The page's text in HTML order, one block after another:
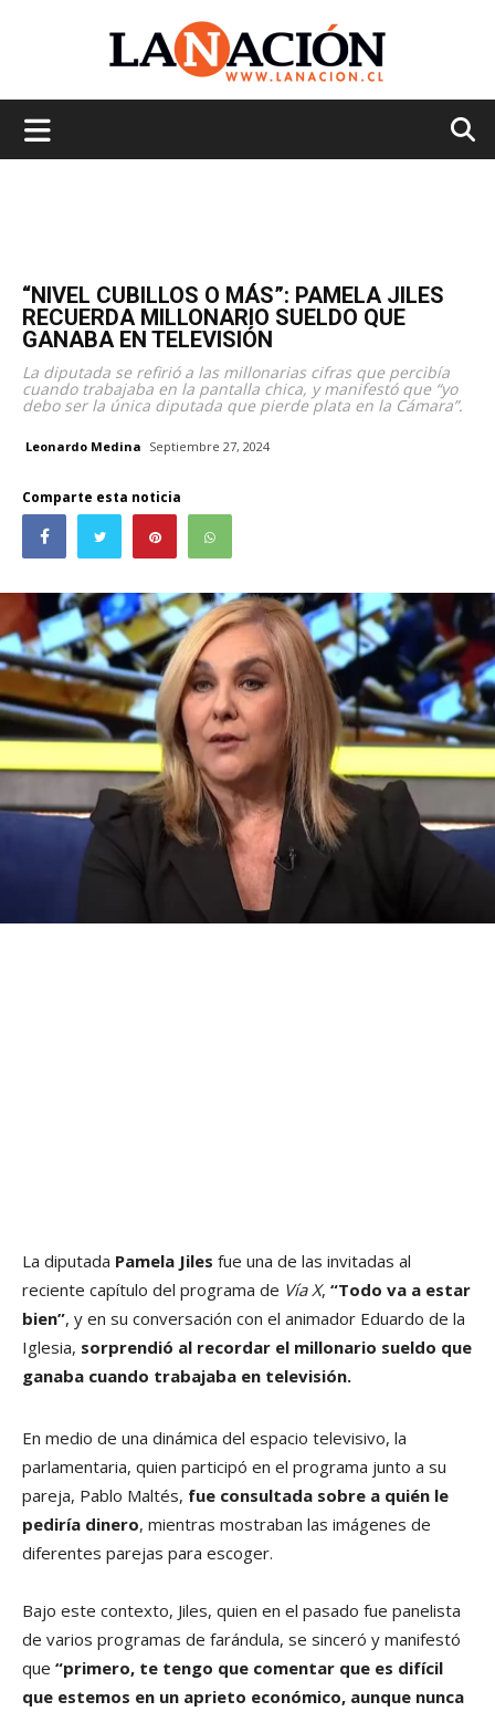
“NIVEL CUBILLOS O MÁS”: PAMELA JILES
RECUERDA MILLONARIO SUELDO QUE
GANABA EN TELEVISIÓN
La diputada se refirió a las millonarias cifras que percibía
cuando trabajaba en la pantalla chica, y manifestó que “yo
debo ser la única diputada que pierde plata en la Cámara”.
Leonardo Medina Septiembre 27, 2024
Comparte esta noticia
La diputada Pamela Jiles fue una de las invitadas al
reciente capítulo del programa de Vía X, “Todo va a estar
bien”, y en su conversación con el animador Eduardo de la
Iglesia, sorprendió al recordar el millonario sueldo que
ganaba cuando trabajaba en televisión.
En medio de una dinámica del espacio televisivo, la
parlamentaria, quien participó en el programa junto a su
pareja, Pablo Maltés, fue consultada sobre a quién le
pediría dinero, mientras mostraban las imágenes de
diferentes parejas para escoger.
Bajo este contexto, Jiles, quien en el pasado fue panelista
de varios programas de farándula, se sinceró y manifestó
que “primero, te tengo que comentar que es difícil
que estemos en un aprieto económico, aunque nunca